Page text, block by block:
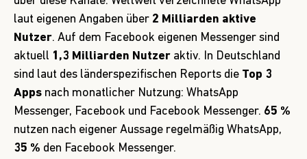
laut eigenen Angaben über 2 Milliarden aktive
Nutzer. Auf dem Facebook eigenen Messenger sind
aktuell 1,3 Milliarden Nutzer aktiv. In Deutschland
sind laut des länderspezifischen Reports die Top 3
Apps nach monatlicher Nutzung: WhatsApp
Messenger, Facebook und Facebook Messenger. 65 %
nutzen nach eigener Aussage regelmäßig WhatsApp,
35 % den Facebook Messenger.